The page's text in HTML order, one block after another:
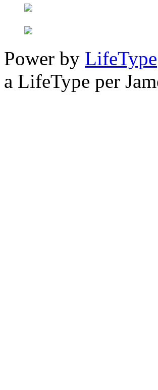
Power by LifeType
a LifeType per